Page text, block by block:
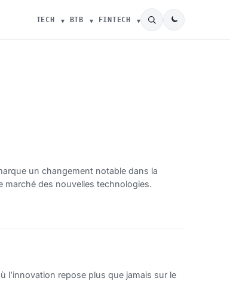
TECH BTB FINTECH
un changement notable dans la
marché des nouvelles technologies.
l’innovation repose plus que jamais sur le